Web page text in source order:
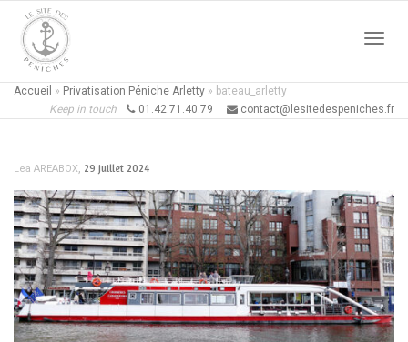
Accueil » Privatisation Péniche Arletty » bateau_arletty
Keep in touch
01.42.71.40.79 contact@lesitedespeniches.fr
Lea AREABOX, 29 juillet 2024